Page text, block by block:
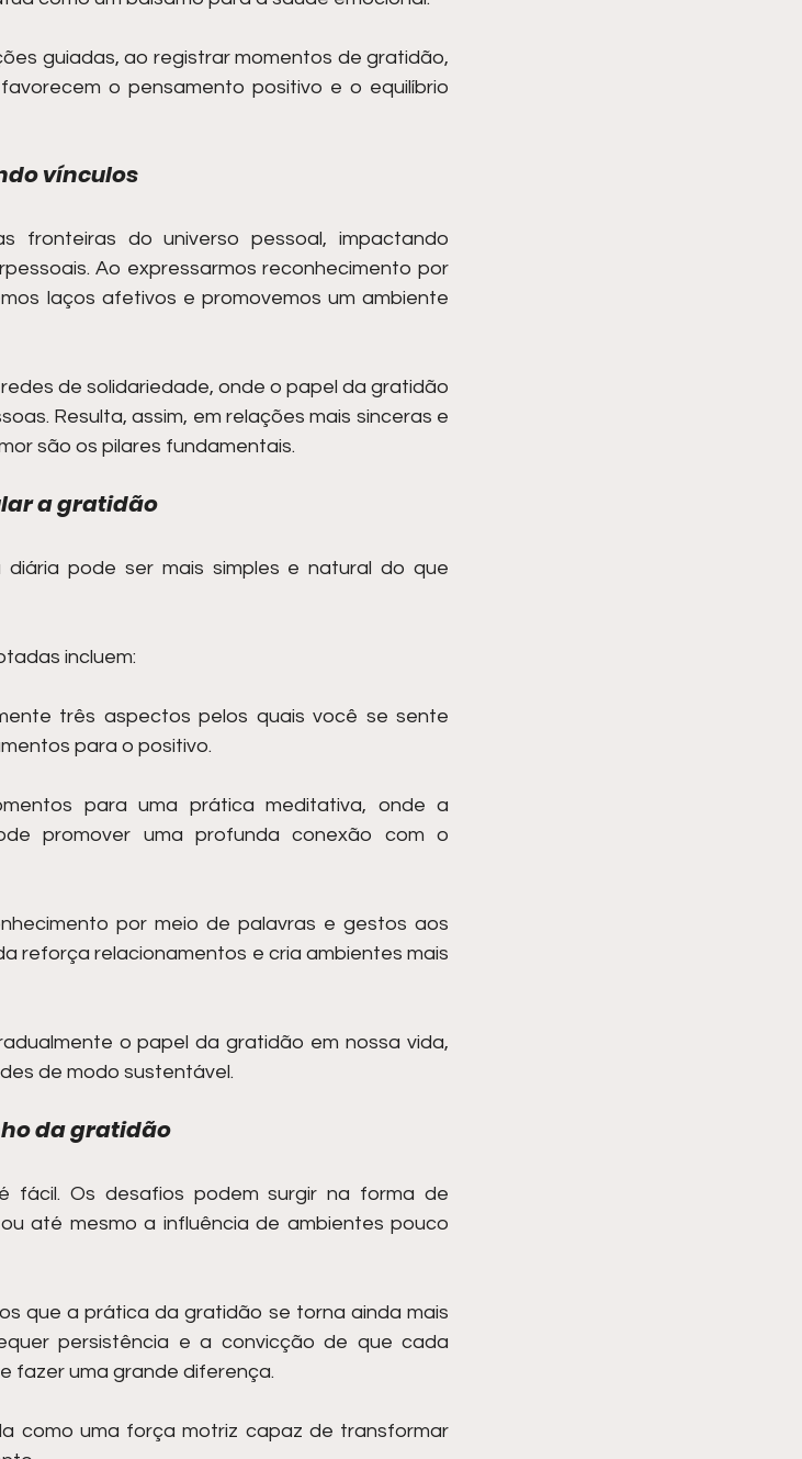
guiadas, ao registrar momentos de gratidão,
o pensamento positivo e o equilíbrio
vínculos
fronteiras do universo pessoal, impactando
Ao expressarmos reconhecimento por
laços afetivos e promovemos um ambiente
de solidariedade, onde o papel da gratidão
Resulta, assim, em relações mais sinceras e
são os pilares fundamentais.
a gratidão
pode ser mais simples e natural do que
incluem:
três aspectos pelos quais você se sente
para o positivo.
para uma prática meditativa, onde a
promover uma profunda conexão com o
por meio de palavras e gestos aos
reforça relacionamentos e cria ambientes mais
o papel da gratidão em nossa vida,
de modo sustentável.
da gratidão
fácil. Os desafios podem surgir na forma de
até mesmo a influência de ambientes pouco
que a prática da gratidão se torna ainda mais
persistência e a convicção de que cada
fazer uma grande diferença.
como uma força motriz capaz de transformar